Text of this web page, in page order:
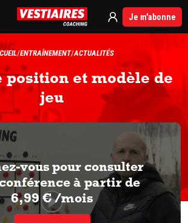
Je m'abonne
ENTRAÎNEMENT ACTUALITÉS
position et modèle de
jeu
vous pour consulter
à partir de
6,99 € /mois